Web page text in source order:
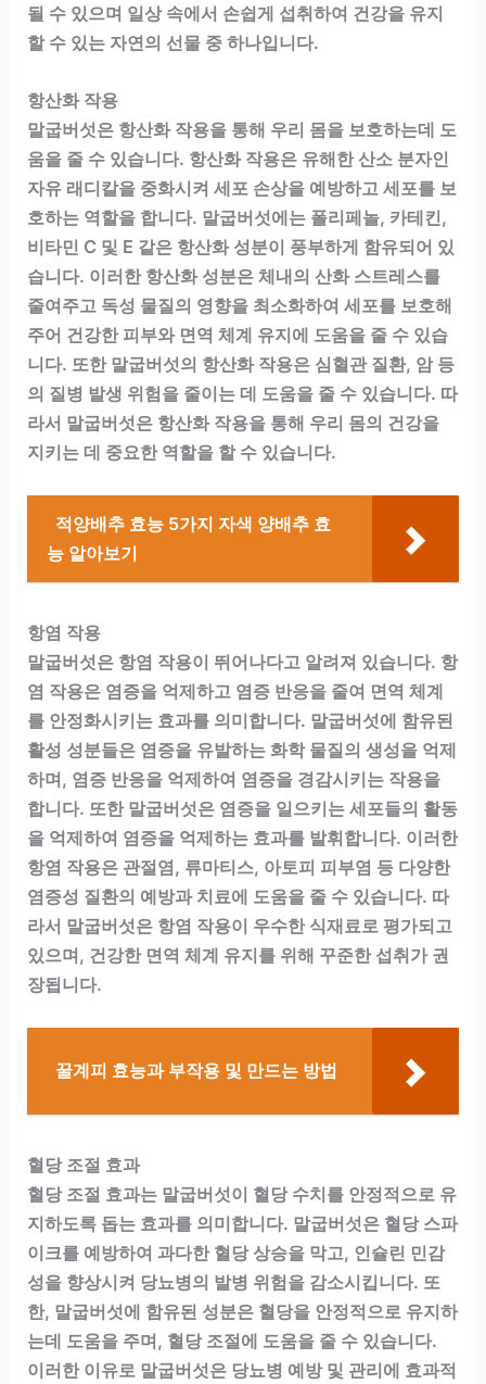
될 수 있으며 일상 속에서 손쉽게 섭취하여 건강을 유지
할 수 있는 자연의 선물 중 하나입니다.
항산화 작용
말굽버섯은 항산화 작용을 통해 우리 몸을 보호하는데 도
움을 줄 수 있습니다. 항산화 작용은 유해한 산소 분자인
자유 래디칼을 중화시켜 세포 손상을 예방하고 세포를 보
호하는 역할을 합니다. 말굽버섯에는 폴리페놀, 카테킨,
비타민 C 및 E 같은 항산화 성분이 풍부하게 함유되어 있
습니다. 이러한 항산화 성분은 체내의 산화 스트레스를
줄여주고 독성 물질의 영향을 최소화하여 세포를 보호해
주어 건강한 피부와 면역 체계 유지에 도움을 줄 수 있습
니다. 또한 말굽버섯의 항산화 작용은 심혈관 질환, 암 등
의 질병 발생 위험을 줄이는 데 도움을 줄 수 있습니다. 따
라서 말굽버섯은 항산화 작용을 통해 우리 몸의 건강을
지키는 데 중요한 역할을 할 수 있습니다.
적양배추 효능 5가지 자색 양배추 효
능 알아보기
항염 작용
말굽버섯은 항염 작용이 뛰어나다고 알려져 있습니다. 항
염 작용은 염증을 억제하고 염증 반응을 줄여 면역 체계
를 안정화시키는 효과를 의미합니다. 말굽버섯에 함유된
활성 성분들은 염증을 유발하는 화학 물질의 생성을 억제
하며, 염증 반응을 억제하여 염증을 경감시키는 작용을
합니다. 또한 말굽버섯은 염증을 일으키는 세포들의 활동
을 억제하여 염증을 억제하는 효과를 발휘합니다. 이러한
항염 작용은 관절염, 류마티스, 아토피 피부염 등 다양한
염증성 질환의 예방과 치료에 도움을 줄 수 있습니다. 따
라서 말굽버섯은 항염 작용이 우수한 식재료로 평가되고
있으며, 건강한 면역 체계 유지를 위해 꾸준한 섭취가 권
장됩니다.
꿀계피 효능과 부작용 및 만드는 방법
혈당 조절 효과
혈당 조절 효과는 말굽버섯이 혈당 수치를 안정적으로 유
지하도록 돕는 효과를 의미합니다. 말굽버섯은 혈당 스파
이크를 예방하여 과다한 혈당 상승을 막고, 인슐린 민감
성을 향상시켜 당뇨병의 발병 위험을 감소시킵니다. 또
한, 말굽버섯에 함유된 성분은 혈당을 안정적으로 유지하
는데 도움을 주며, 혈당 조절에 도움을 줄 수 있습니다.
이러한 이유로 말굽버섯은 당뇨병 예방 및 관리에 효과적